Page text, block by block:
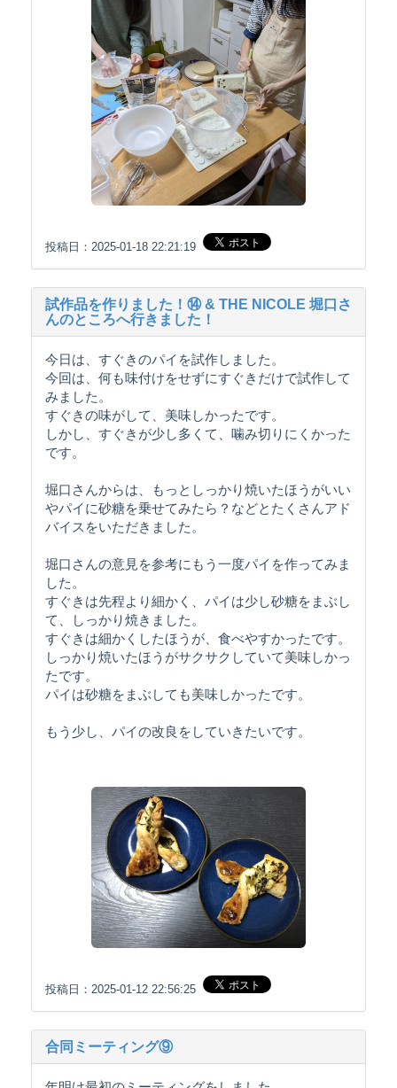
投稿日：2025-01-18 22:21:19
試作品を作りました！⑭ & THE NICOLE 堀口さ
んのところへ行きました！
今日は、すぐきのパイを試作しました。
今回は、何も味付けをせずにすぐきだけで試作して
みました。
すぐきの味がして、美味しかったです。
しかし、すぐきが少し多くて、噛み切りにくかった
です。
堀口さんからは、もっとしっかり焼いたほうがいい
やパイに砂糖を乗せてみたら？などとたくさんアド
バイスをいただきました。
堀口さんの意見を参考にもう一度パイを作ってみま
した。
すぐきは先程より細かく、パイは少し砂糖をまぶし
て、しっかり焼きました。
すぐきは細かくしたほうが、食べやすかったです。
しっかり焼いたほうがサクサクしていて美味しかっ
たです。
パイは砂糖をまぶしても美味しかったです。
もう少し、パイの改良をしていきたいです。
投稿日：2025-01-12 22:56:25
合同ミーティング⑨